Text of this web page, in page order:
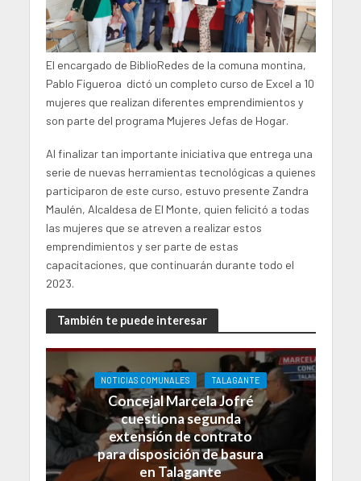
El encargado de BiblioRedes de la comuna montina,
Pablo Figueroa dictó un completo curso de Excel a 10
mujeres que realizan diferentes emprendimientos y
son parte del programa Mujeres Jefas de Hogar.
Al finalizar tan importante iniciativa que entrega una
serie de nuevas herramientas tecnológicas a quienes
participaron de este curso, estuvo presente Zandra
Maulén, Alcaldesa de El Monte, quien felicitó a todas
las mujeres que se atreven a realizar estos
emprendimientos y ser parte de estas
capacitaciones, que continuarán durante todo el
2023.
También te puede interesar
NOTICIAS COMUNALES TALAGANTE
Concejal Marcela Jofré
cuestiona segunda
extensión de contrato
para disposición de basura
en Talagante